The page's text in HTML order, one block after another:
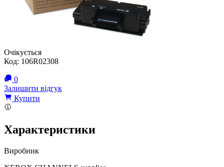
Очікується
Код: 106R02308
0
Залишити відгук
Купити
Характеристики
Виробник